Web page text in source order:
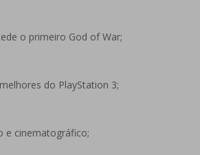
o primeiro God of War;
do PlayStation 3;
e cinematográfico;